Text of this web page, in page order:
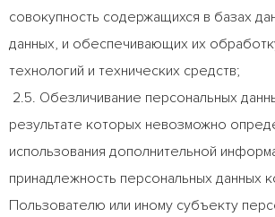
совокупность содержащихся в базах
данных, и обеспечивающих их
технологий и технических средств;
2.5. Обезличивание персональных
результате которых невозможно
использования дополнительной
принадлежность персональных данных
Пользователю или иному субъекту